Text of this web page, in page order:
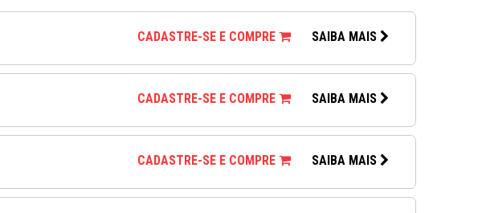
CADASTRE-SE E COMPRE SAIBA MAIS
CADASTRE-SE E COMPRE SAIBA MAIS
CADASTRE-SE E COMPRE SAIBA MAIS